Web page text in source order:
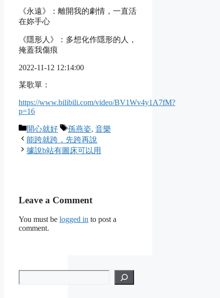
《永遠》：離開我的劇情，一直活
在妳手心
《隱形人》：多想化作隱形的人，
掩蓋我傷痕
2022-11-12 12:14:00
某歌單：
https://www.bilibili.com/video/BV1Wv4y1A7fM?
p=16
Categories
開心就好 Tags
孫燕姿, 音樂
能跨就跨，先跨再說
據說b站有圖床可以用
Leave a Comment
You must be logged in to post a
comment.